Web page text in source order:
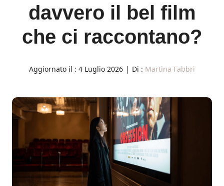
davvero il bel film
che ci raccontano?
Aggiornato il : 4 Luglio 2026 | Di : Martina Fabbri